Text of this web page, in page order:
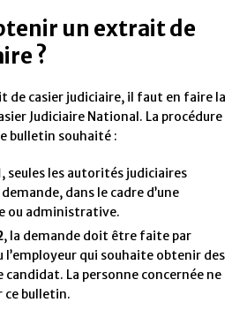
un extrait de
?
de casier judiciaire, il faut en faire la
Judiciaire National. La procédure
bulletin souhaité :
, seules les autorités judiciaires
dans le cadre d’une
ou administrative.
, la demande doit être faite par
qui souhaite obtenir des
La personne concernée ne
ce bulletin.